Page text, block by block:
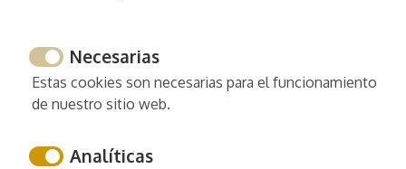
Actividades próximas al alojamiento
Tenis
Pádel
Necesarias
Estas cookies son necesarias para el funcionamiento
de nuestro sitio web.
Analíticas